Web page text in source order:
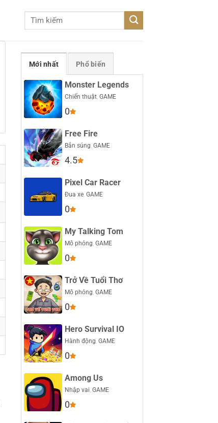
Mới nhất Phổ biến
Monster Legends
Chiến thuật,GAME
0
Free Fire
Bắn súng,GAME
4.5
Pixel Car Racer
Đua xe,GAME
0
My Talking Tom
Mô phỏng,GAME
0
Trở Về Tuổi Thơ
Mô phỏng,GAME
0
Hero Survival IO
Hành động,GAME
0
Among Us
Nhập vai,GAME
0